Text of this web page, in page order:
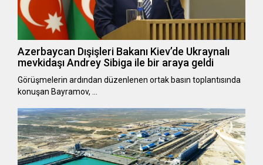
Azerbaycan Dışişleri Bakanı Kiev’de Ukraynalı
mevkidaşı Andrey Sibiga ile bir araya geldi
Görüşmelerin ardından düzenlenen ortak basın toplantısında
konuşan Bayramov, …